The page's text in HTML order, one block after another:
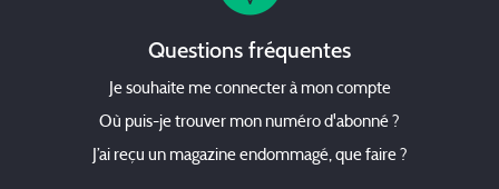
Questions fréquentes
Je souhaite me connecter à mon compte
Où puis-je trouver mon numéro d'abonné ?
J’ai reçu un magazine endommagé, que faire ?